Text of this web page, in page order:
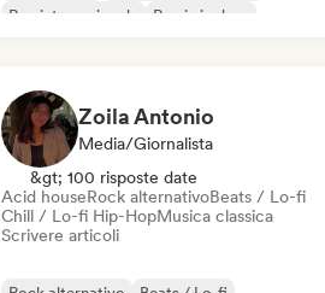
Rap internazionale
Rap in inglese
Zoila Antonio
Media/Giornalista
&gt; 100 risposte date
Acid houseRock alternativoBeats / Lo-fi
Chill / Lo-fi Hip-HopMusica classica
Scrivere articoli